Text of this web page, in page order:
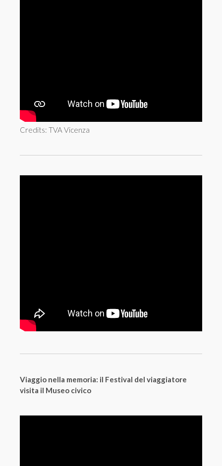
Credits: TVA Vicenza
Viaggio nella memoria: il Festival del viaggiatore
visita il Museo civico